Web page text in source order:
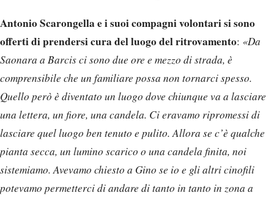
Antonio Scarongella e i suoi compagni volontari si sono
offerti di prendersi cura del luogo del ritrovamento: «Da
Saonara a Barcis ci sono due ore e mezzo di strada, è
comprensibile che un familiare possa non tornarci spesso.
Quello però è diventato un luogo dove chiunque va a lasciare
una lettera, un fiore, una candela. Ci eravamo ripromessi di
lasciare quel luogo ben tenuto e pulito. Allora se c’è qualche
pianta secca, un lumino scarico o una candela finita, noi
sistemiamo. Avevamo chiesto a Gino se io e gli altri cinofili
potevamo permetterci di andare di tanto in tanto in zona a